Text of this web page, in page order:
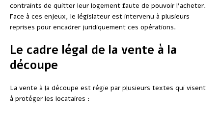
contraints de quitter leur logement faute de pouvoir l’acheter.
Face à ces enjeux, le législateur est intervenu à plusieurs
reprises pour encadrer juridiquement ces opérations.
Le cadre légal de la vente à la
découpe
La vente à la découpe est régie par plusieurs textes qui visent
à protéger les locataires :